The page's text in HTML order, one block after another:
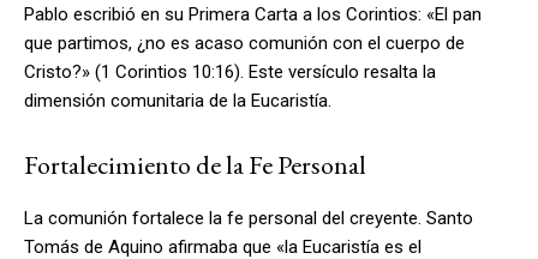
Pablo escribió en su Primera Carta a los Corintios: «El pan
que partimos, ¿no es acaso comunión con el cuerpo de
Cristo?» (1 Corintios 10:16). Este versículo resalta la
dimensión comunitaria de la Eucaristía.
Fortalecimiento de la Fe Personal
La comunión fortalece la fe personal del creyente. Santo
Tomás de Aquino afirmaba que «la Eucaristía es el